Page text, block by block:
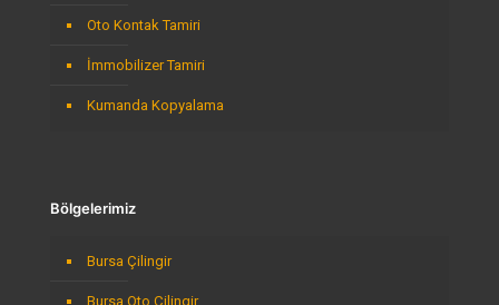
Oto Kontak Tamiri
İmmobilizer Tamiri
Kumanda Kopyalama
Bölgelerimiz
Bursa Çilingir
Bursa Oto Çilingir